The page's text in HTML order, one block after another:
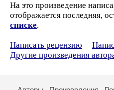
На это произведение
отображается последняя,
списке.
Написать рецензию
Другие произведения